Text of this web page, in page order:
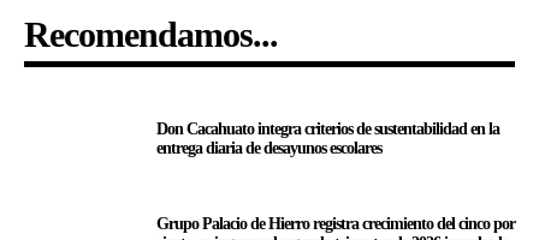
Recomendamos...
Don Cacahuato integra criterios de sustentabilidad en la
entrega diaria de desayunos escolares
Grupo Palacio de Hierro registra crecimiento del cinco por